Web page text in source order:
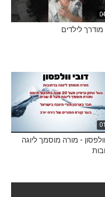
מודרך לילדים
- מורה מוסמך ליוגה